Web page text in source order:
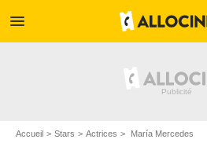
menu
Accueil Stars Actrices María Mercedes